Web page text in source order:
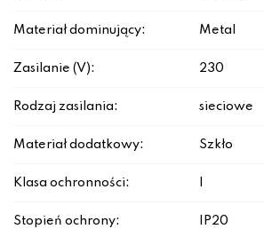
Materiał dominujący: Metal
Zasilanie (V): 230
Rodzaj zasilania: sieciowe
Materiał dodatkowy: Szkło
Klasa ochronności:
Stopień ochrony: IP20